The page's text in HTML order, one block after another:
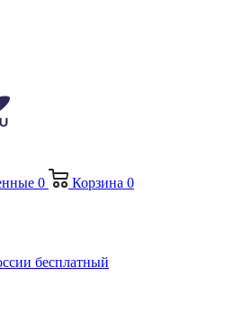
0 Корзина 0
бесплатный